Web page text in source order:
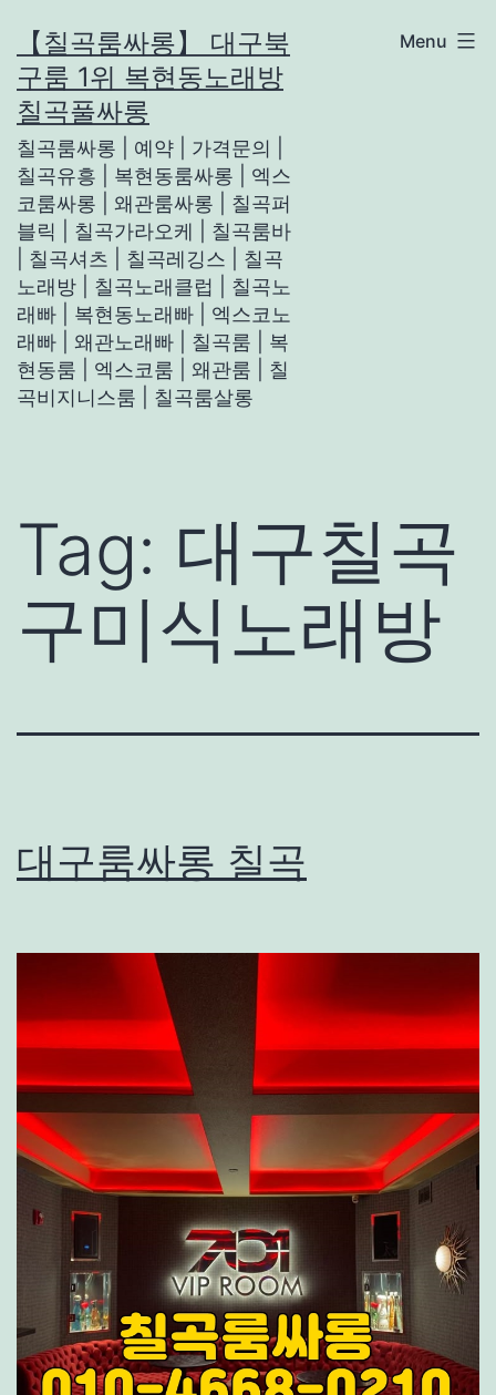
to
content
【칠곡룸싸롱】 대구북
구룸 1위 복현동노래방
칠곡풀싸롱
칠곡룸싸롱 | 예약 | 가격문의 |
칠곡유흥 | 복현동룸싸롱 | 엑스
코룸싸롱 | 왜관룸싸롱 | 칠곡퍼
블릭 | 칠곡가라오케 | 칠곡룸바
| 칠곡셔츠 | 칠곡레깅스 | 칠곡
노래방 | 칠곡노래클럽 | 칠곡노
래빠 | 복현동노래빠 | 엑스코노
래빠 | 왜관노래빠 | 칠곡룸 | 복
현동룸 | 엑스코룸 | 왜관룸 | 칠
곡비지니스룸 | 칠곡룸살롱
Menu
Tag: 대구칠곡
구미식노래방
대구룸싸롱 칠곡